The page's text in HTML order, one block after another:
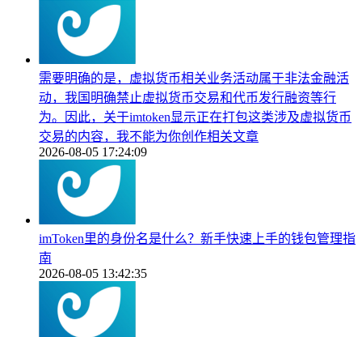
需要明确的是，虚拟货币相关业务活动属于非法金融活
动，我国明确禁止虚拟货币交易和代币发行融资等行
为。因此，关于imtoken显示正在打包这类涉及虚拟货币
交易的内容，我不能为你创作相关文章
2026-08-05 17:24:09
imToken里的身份名是什么？新手快速上手的钱包管理指
南
2026-08-05 13:42:35